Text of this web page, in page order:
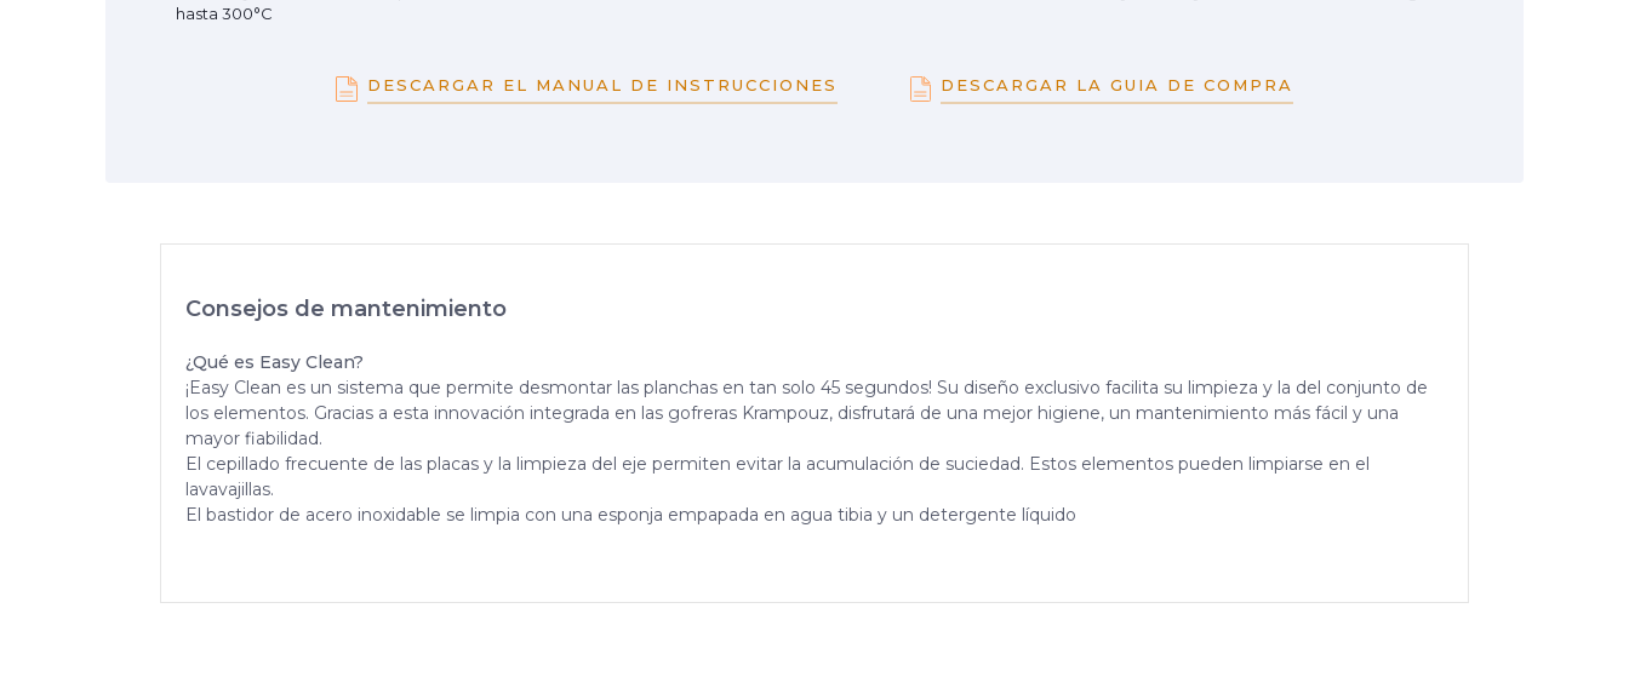
hasta 300°C
DESCARGAR EL MANUAL DE INSTRUCCIONES DESCARGAR LA GUIA DE COMPRA
Consejos de mantenimiento
¿Qué es Easy Clean?
¡Easy Clean es un sistema que permite desmontar las planchas en tan solo 45 segundos! Su diseño exclusivo facilita su limpieza y la del conjunto de
los elementos. Gracias a esta innovación integrada en las gofreras Krampouz, disfrutará de una mejor higiene, un mantenimiento más fácil y una
mayor fiabilidad.
El cepillado frecuente de las placas y la limpieza del eje permiten evitar la acumulación de suciedad. Estos elementos pueden limpiarse en el
lavavajillas.
El bastidor de acero inoxidable se limpia con una esponja empapada en agua tibia y un detergente líquido